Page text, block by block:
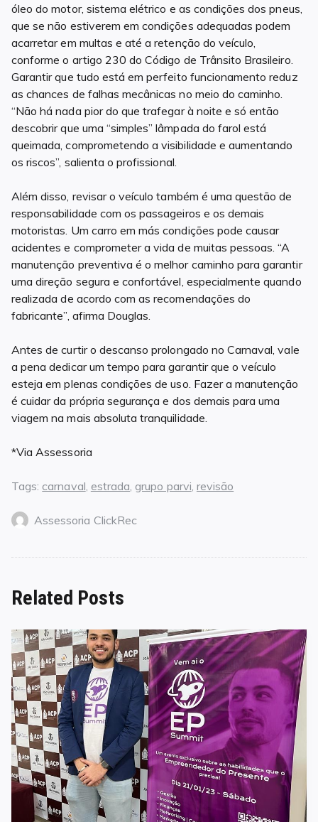
óleo do motor, sistema elétrico e as condições dos pneus,
que se não estiverem em condições adequadas podem
acarretar em multas e até a retenção do veículo,
conforme o artigo 230 do Código de Trânsito Brasileiro.
Garantir que tudo está em perfeito funcionamento reduz
as chances de falhas mecânicas no meio do caminho.
“Não há nada pior do que trafegar à noite e só então
descobrir que uma “simples” lâmpada do farol está
queimada, comprometendo a visibilidade e aumentando
os riscos”, salienta o profissional.
Além disso, revisar o veículo também é uma questão de
responsabilidade com os passageiros e os demais
motoristas. Um carro em más condições pode causar
acidentes e comprometer a vida de muitas pessoas. “A
manutenção preventiva é o melhor caminho para garantir
uma direção segura e confortável, especialmente quando
realizada de acordo com as recomendações do
fabricante”, afirma Douglas.
Antes de curtir o descanso prolongado no Carnaval, vale
a pena dedicar um tempo para garantir que o veículo
esteja em plenas condições de uso. Fazer a manutenção
é cuidar da própria segurança e dos demais para uma
viagem na mais absoluta tranquilidade.
*Via Assessoria
Tags: carnaval estrada grupo parvi revisão
Assessoria ClickRec
Related Posts